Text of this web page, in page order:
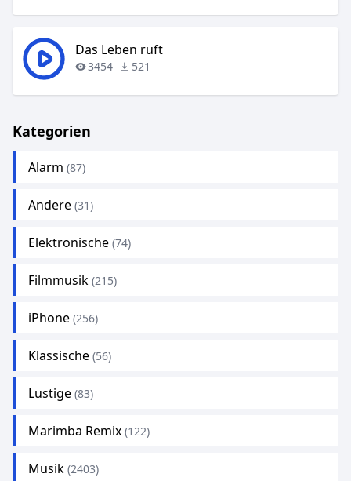
Das Leben ruft
3454 521
Kategorien
Alarm (87)
Andere (31)
Elektronische (74)
Filmmusik (215)
iPhone (256)
Klassische (56)
Lustige (83)
Marimba Remix (122)
Musik (2403)